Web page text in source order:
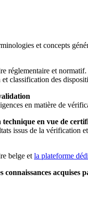
et concepts
réglementaire et normatif.
classification des
en matière de
en vue de
issus de la vérification
belge et la plateforme
acquises